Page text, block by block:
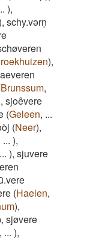
),
, schy.vərṇ
),
Brunssum,
, sjoêvere
(Geleen, ...
(Neer),
... ),
... ), sjuvere
(Haelen,
),
, sjøvere
, ... ),